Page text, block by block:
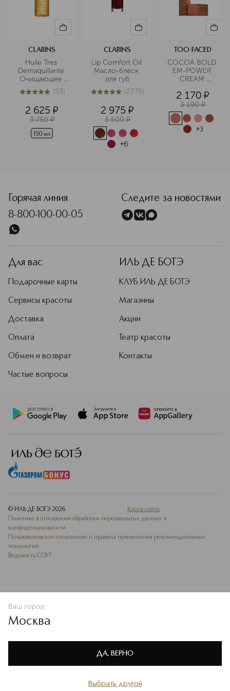
Политике конфиденциальности
CLARINS
Huile Tres
Demaquillante
Очищающее
масло
5из 553 (53)
2 625 ¤
3 750 ¤
150 мл
CLARINS
Lip Comfort Oil
Масло-блеск
для губ
5из 52275 (2275)
2 975 ¤
3 500 ¤
+6
TOO FACED
COCOA BOLD
EM-POWER
CREAM
Помада для губ
2 170 ¤
3 100 ¤
+3
В КОРЗИНУ
Горячая линия
8-800-100-00-05
Следите за новостями
Для вас
Подарочные карты
Сервисы красоты
Доставка
Оплата
Обмен и возврат
Частые вопросы
ИЛЬ ДЕ БОТЭ
КЛУБ ИЛЬ ДЕ БОТЭ
Магазины
Акции
Театр красоты
Контакты
© ИЛЬ ДЕ БОТЭ 2026
Карта сайта
Политика в отношении обработки персональных данных и
конфиденциальности
Пользовательское соглашение и правила применения рекомендательных
технологий
Ведомость СОУТ
Избранное
Ваш город
Москва
Выбрать другой
ДА, ВЕРНО